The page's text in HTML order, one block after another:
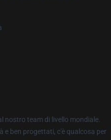
team di livello mondiale.
e ben progettati, c'è qualcosa per